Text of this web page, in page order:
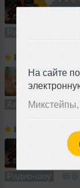
На сайте
Радио-шоу
Lykov / Лыков
5:28
Авторский трек
Lykov / Лыков ➝
Радио-шоу